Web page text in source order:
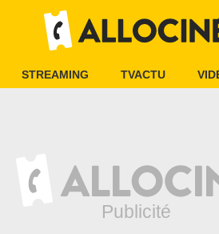
STREAMING TVACTU